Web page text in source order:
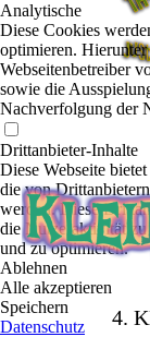
4.
Analytische
Diese Cookies
optimieren.
Webseitenbetreiber
sowie die
Nachverfolgung der
Drittanbieter-Inhalte
Diese Webseite
die von
werden. Diese
die Nutzeraktivität
und zu optimieren.
Ablehnen
Alle akzeptieren
Speichern
Datenschutz